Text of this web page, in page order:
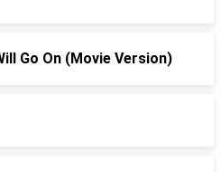
Go On (Movie Version)